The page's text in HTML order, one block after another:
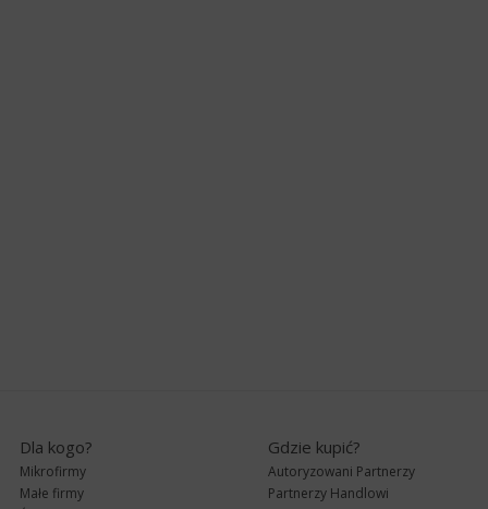
Dla kogo?
Mikrofirmy
Małe firmy
Gdzie kupić?
Autoryzowani Partnerzy
Partnerzy Handlowi